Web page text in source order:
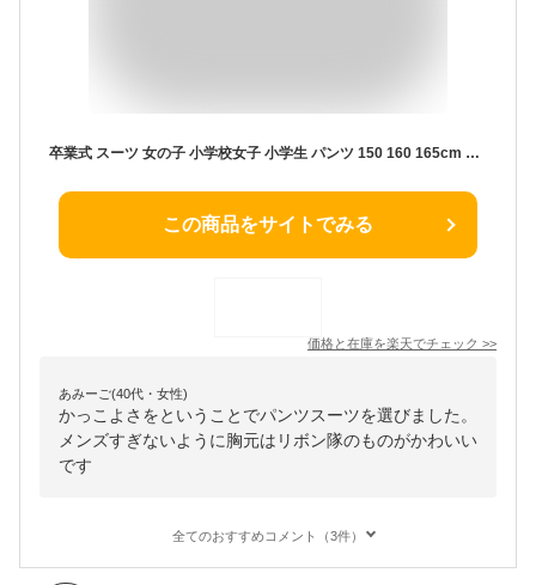
卒業式 スーツ 女の子 小学校女子 小学生 パンツ 150 160 165cm パンツスーツ 4点セット (ジャケット ブラウス パンツ リボン) 子供服 卒服 小学校卒業式スーツ 子供スーツ ジュニアスーツ フォーマル ルシール 服 かっこいい
この商品をサイトでみる
価格と在庫を楽天でチェック >>
あみーご(40代・女性)
かっこよさをということでパンツスーツを選びました。
メンズすぎないように胸元はリボン隊のものがかわいい
です
全てのおすすめコメント（3件）